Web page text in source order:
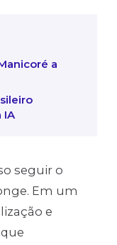
a
IA
seguir o
Em um
e